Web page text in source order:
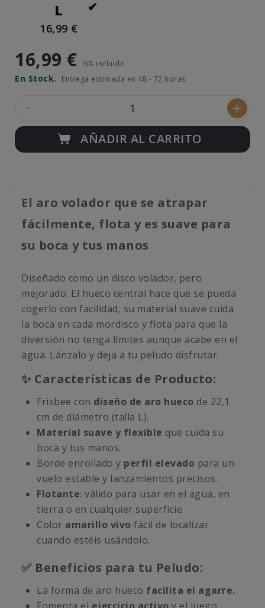
L
16,99 €
16,99 € IVA incluido
En Stock. Entrega estimada en 48 - 72 horas
- +
AÑADIR AL CARRITO
El aro volador que se atrapar
fácilmente, flota y es suave para
su boca y tus manos
Diseñado como un disco volador, pero
mejorado. El hueco central hace que se pueda
cogerlo con facilidad, su material suave cuida
la boca en cada mordisco y flota para que la
diversión no tenga límites aunque acabe en el
agua. Lánzalo y deja a tu peludo disfrutar.
✨ Características de Producto:
Frisbee con diseño de aro hueco de 22,1
cm de diámetro (talla L).
Material suave y flexible que cuida su
boca y tus manos.
Borde enrollado y perfil elevado para un
vuelo estable y lanzamientos precisos.
Flotante: válido para usar en el agua, en
tierra o en cualquier superficie.
Color amarillo vivo fácil de localizar
cuando estéis usándolo.
✅ Beneficios para tu Peludo:
La forma de aro hueco facilita el agarre.